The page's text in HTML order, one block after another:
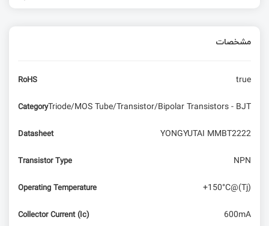
مشخصات
RoHS true
CategoryTriode/MOS Tube/Transistor/Bipolar Transistors - BJT
Datasheet YONGYUTAI MMBT2222
Transistor Type NPN
Operating Temperature +150°C@(Tj)
Collector Current (Ic) 600mA